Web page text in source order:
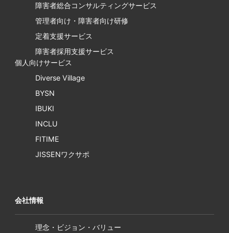
障害者総合コンサルティングサービス
管理者向け・障害者向け研修
定着支援サービス
障害者採用支援サービス
個人向けサービス
Diverse Village
BYSN
IBUKI
INCLU
FITIME
JISSENワクサポ
会社情報
理念・ビジョン・バリュー